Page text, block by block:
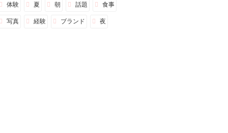
体験 夏 朝 話題 食事
写真 経験 ブランド 夜